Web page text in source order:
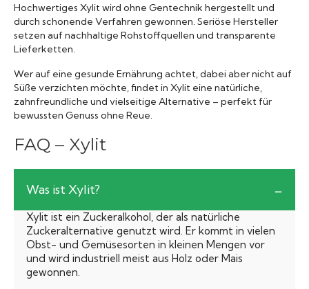
Hochwertiges Xylit wird ohne Gentechnik hergestellt und
durch schonende Verfahren gewonnen. Seriöse Hersteller
setzen auf nachhaltige Rohstoffquellen und transparente
Lieferketten.
Wer auf eine gesunde Ernährung achtet, dabei aber nicht auf
Süße verzichten möchte, findet in Xylit eine natürliche,
zahnfreundliche und vielseitige Alternative – perfekt für
bewussten Genuss ohne Reue.
FAQ – Xylit
Was ist Xylit?
Xylit ist ein Zuckeralkohol, der als natürliche
Zuckeralternative genutzt wird. Er kommt in vielen
Obst- und Gemüsesorten in kleinen Mengen vor
und wird industriell meist aus Holz oder Mais
gewonnen.